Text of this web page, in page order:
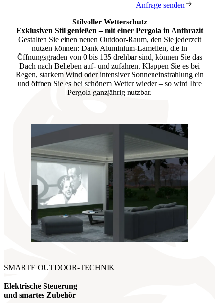
Anfrage senden
Stilvoller Wetterschutz
Exklusiven Stil genießen – mit einer Pergola in Anthrazit
Gestalten Sie einen neuen Outdoor-Raum, den Sie jederzeit
nutzen können: Dank Aluminium-Lamellen, die in
Öffnungsgraden von 0 bis 135 drehbar sind, können Sie das
Dach nach Belieben auf- und zufahren. Klappen Sie es bei
Regen, starkem Wind oder intensiver Sonneneinstrahlung ein
und öffnen Sie es bei schönem Wetter wieder – so wird Ihre
Pergola ganzjährig nutzbar.
SMARTE OUTDOOR-TECHNIK
Elektrische Steuerung
und smartes Zubehör